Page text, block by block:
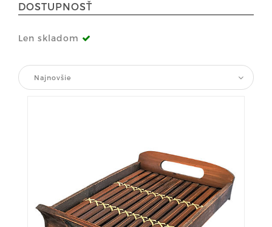
DOSTUPNOSŤ
Len skladom
Najnovšie